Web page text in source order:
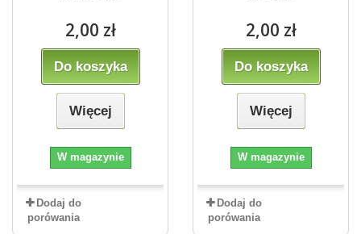
2,00 zł
Do koszyka
Więcej
W magazynie
Dodaj do
porówania
2,00 zł
Do koszyka
Więcej
W magazynie
Dodaj do
porówania